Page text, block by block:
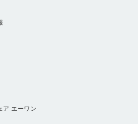
ア エーワン